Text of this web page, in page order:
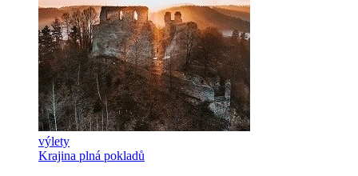
výlety
Krajina plná pokladů